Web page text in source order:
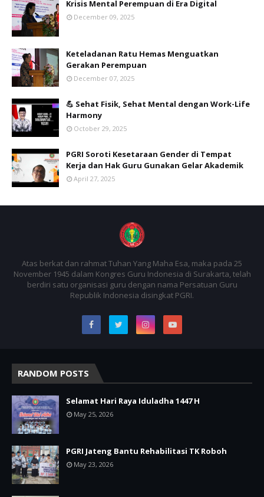
Krisis Mental Perempuan di Era Digital
December 09, 2025
Keteladanan Ratu Hemas Menguatkan
Gerakan Perempuan
December 07, 2025
💪 Sehat Fisik, Sehat Mental dengan Work-Life
Harmony
October 29, 2025
PGRI Soroti Kesetaraan Gender di Tempat
Kerja dan Hak Guru Gunakan Gelar Akademik
April 27, 2025
Atas berkat dan rahmat Tuhan Yang Maha Esa, maka pada 25
November 1945 dalam Kongres Guru Indonesia di Surakarta, telah
berdiri satu organisasi guru dengan nama Persatuan Guru
Republik Indonesia disingkat PGRI.
RANDOM POSTS
Selamat Hari Raya Iduladha 1447 H
May 25, 2026
PGRI Jateng Bantu Rehabilitasi TK Roboh
May 23, 2026